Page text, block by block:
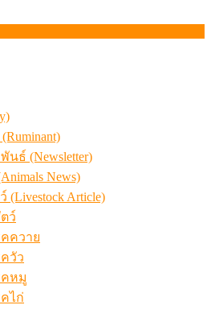
ธ์ (Newsletter)
News)
(Livestock Article)
ว์
ควาย
วัว
หมู
ไก่